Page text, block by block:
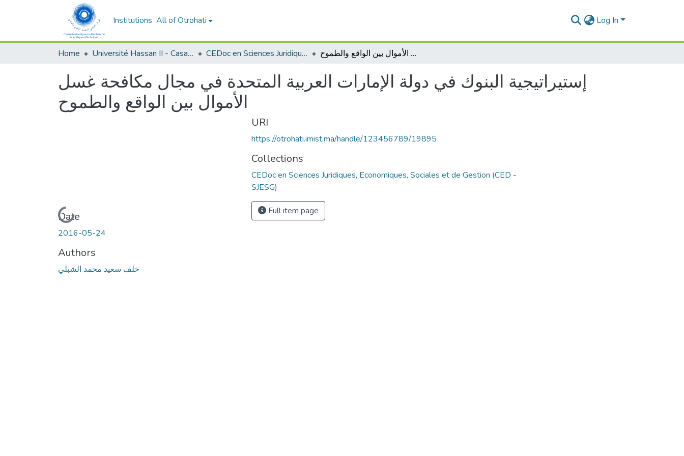
Institutions All of Otrohati Log In
Home Université Hassan II - Casablanca CEDoc en Sciences Juridiques, Economiques, Sociales et de Gestion (CED - SJESG) إستيراتيجية البنوك في دولة الإمارات العربية المتحدة في مجال مكافحة غسل الأموال بين الواقع والطموح
إستيراتيجية البنوك في دولة الإمارات العربية المتحدة في مجال مكافحة غسل
الأموال بين الواقع والطموح
Loading...
Date
2016-05-24
Authors
خلف سعيد محمد الشبلي
URI
https://otrohati.imist.ma/handle/123456789/19895
Collections
CEDoc en Sciences Juridiques, Economiques, Sociales et de Gestion (CED -
SJESG)
Full item page